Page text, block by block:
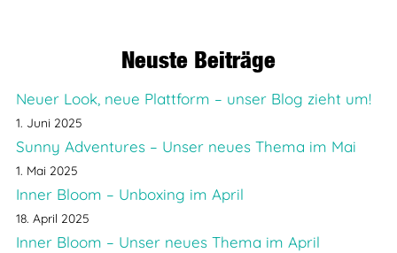
Neuste Beiträge
Neuer Look, neue Plattform – unser Blog zieht um!
1. Juni 2025
Sunny Adventures – Unser neues Thema im Mai
1. Mai 2025
Inner Bloom – Unboxing im April
18. April 2025
Inner Bloom – Unser neues Thema im April